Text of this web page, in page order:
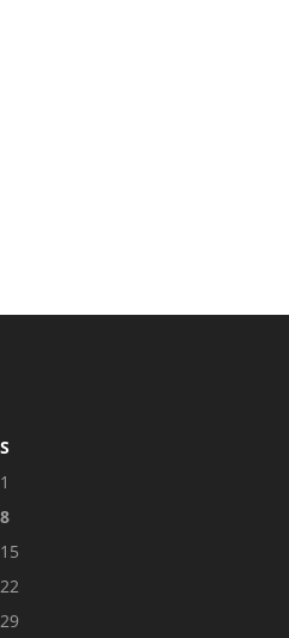
S
1
8
15
22
29